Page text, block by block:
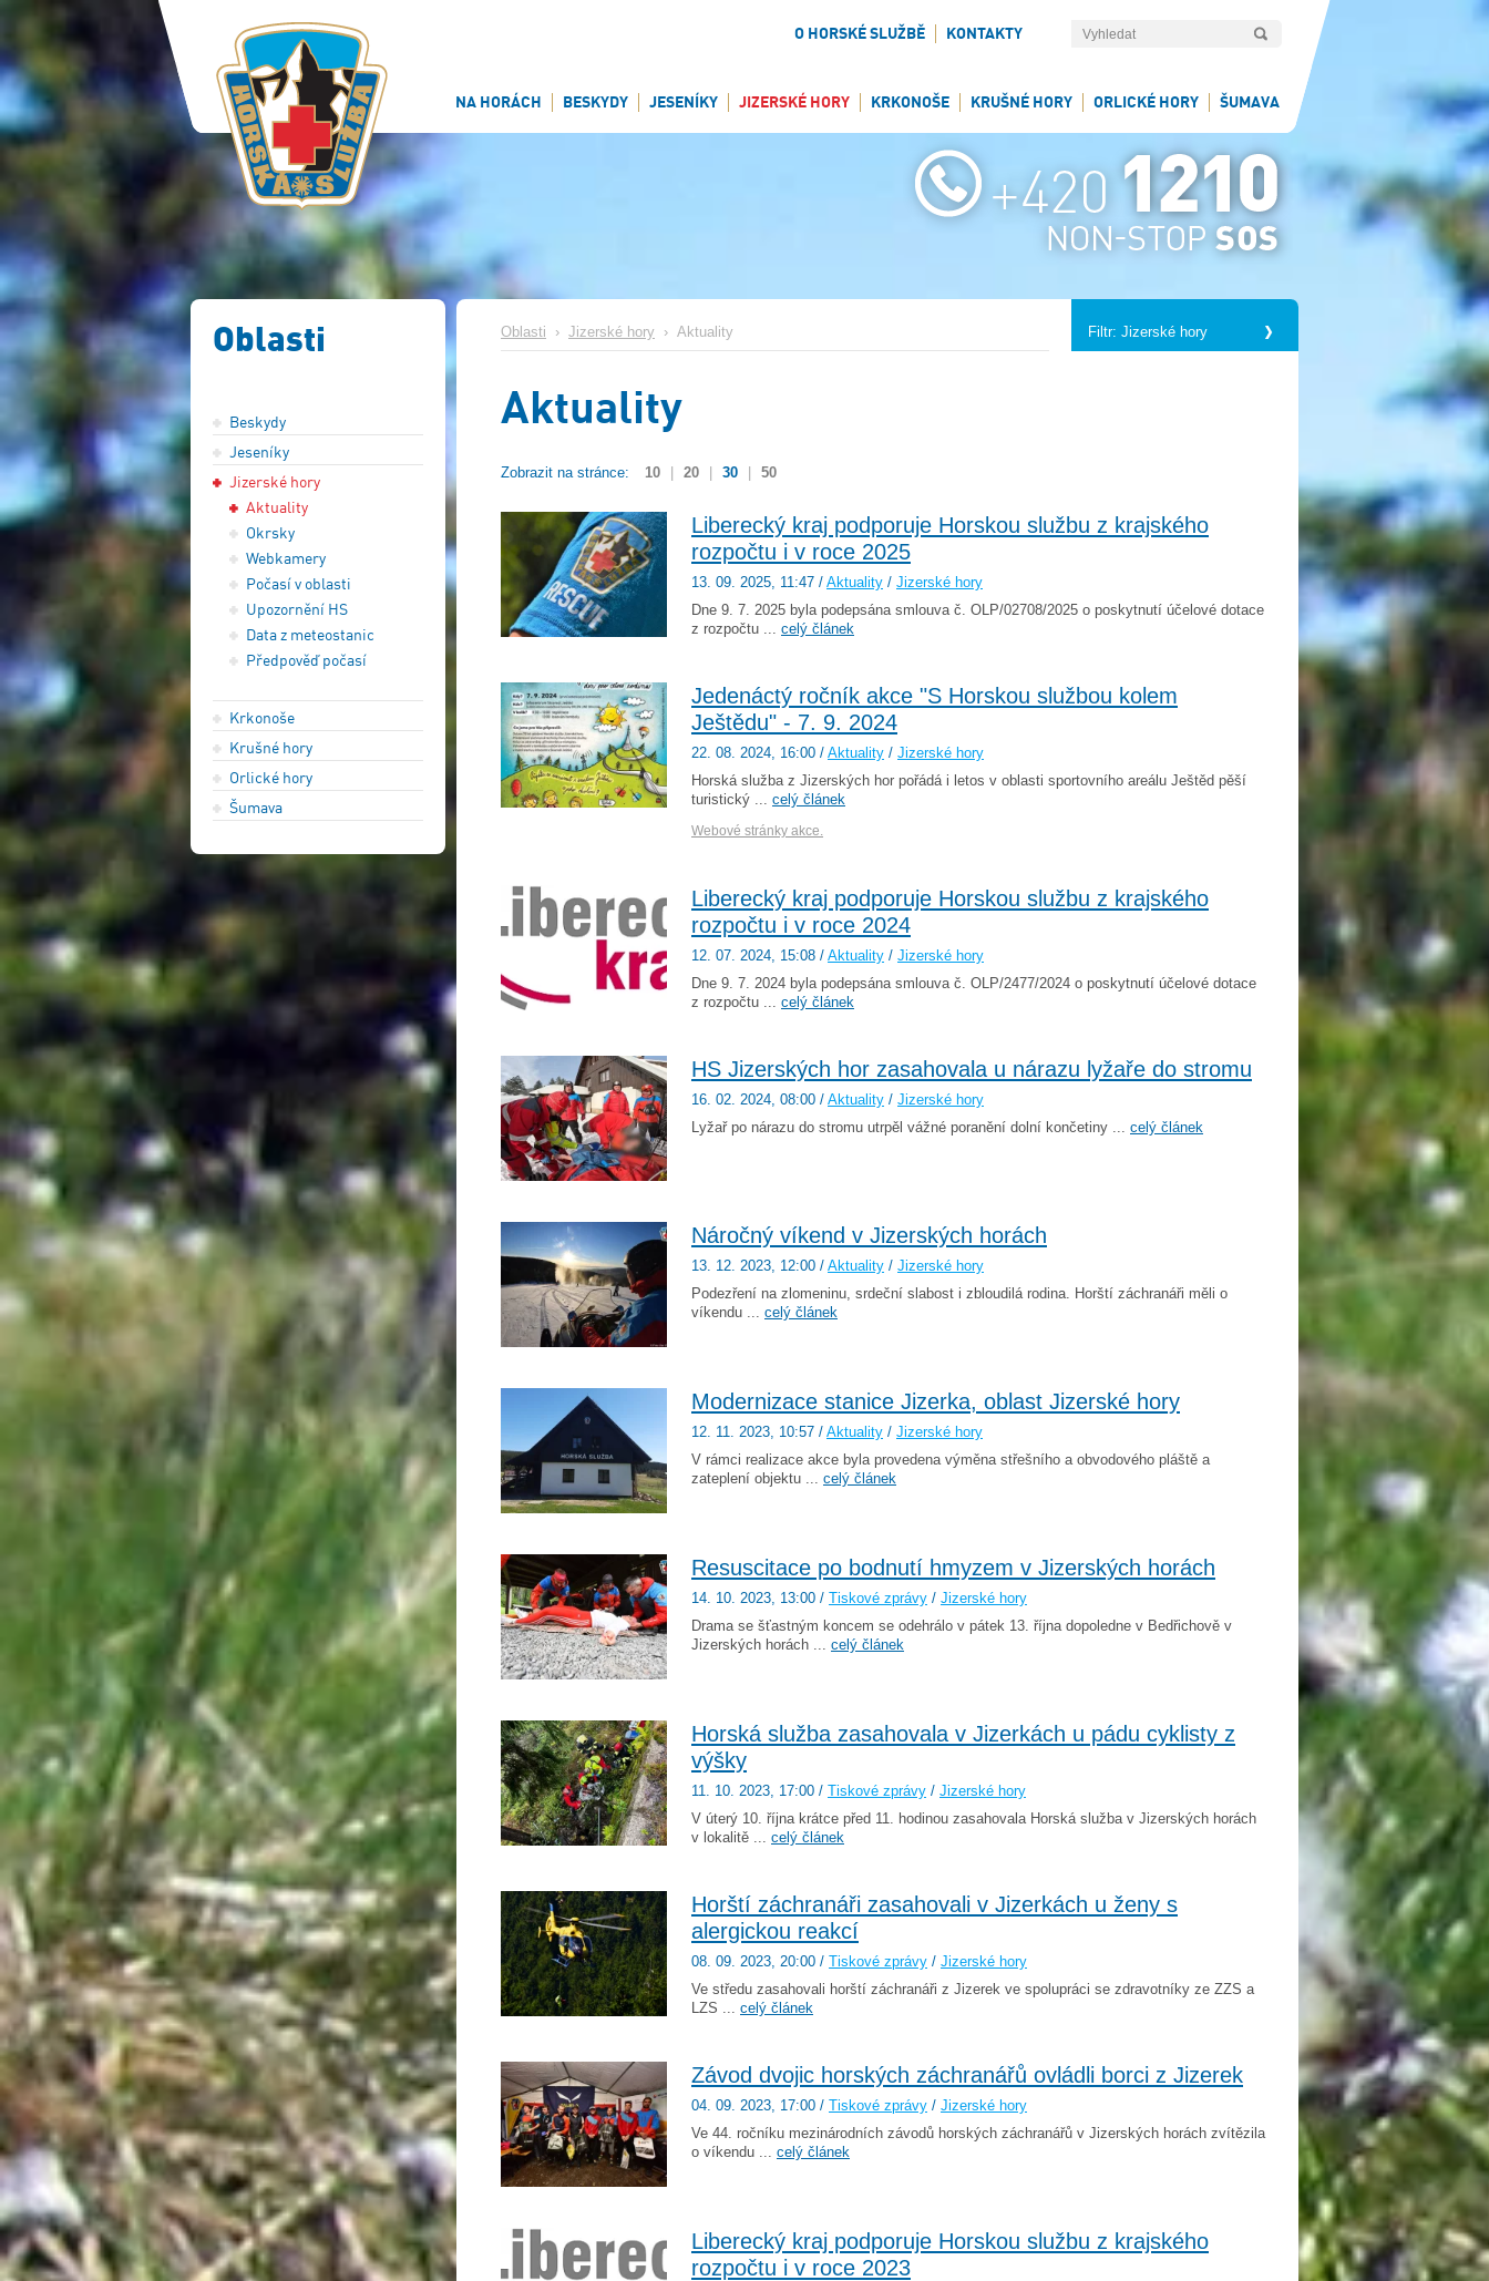
O HORSKÉ SLUŽBĚ KONTAKTY
NA HORÁCH BESKYDY JESENÍKY JIZERSKÉ HORY KRKONOŠE KRUŠNÉ HORY ORLICKÉ HORY ŠUMAVA
Oblasti
Beskydy
Jeseníky
Jizerské hory
Aktuality
Okrsky
Webkamery
Počasí v oblasti
Upozornění HS
Data z meteostanic
Předpověď počasí
Krkonoše
Krušné hory
Orlické hory
Šumava
Filtr: Jizerské hory
Oblasti › Jizerské hory › Aktuality
Aktuality
Zobrazit na stránce: 10 20 30 50
Liberecký kraj podporuje Horskou službu z krajského
rozpočtu i v roce 2025
13. 09. 2025, 11:47 / Aktuality / Jizerské hory
Dne 9. 7. 2025 byla podepsána smlouva č. OLP/02708/2025 o poskytnutí účelové dotace
z rozpočtu ... celý článek
Jedenáctý ročník akce "S Horskou službou kolem
Ještědu" - 7. 9. 2024
22. 08. 2024, 16:00 / Aktuality / Jizerské hory
Horská služba z Jizerských hor pořádá i letos v oblasti sportovního areálu Ještěd pěší
turistický ... celý článek
Webové stránky akce.
Liberecký kraj podporuje Horskou službu z krajského
rozpočtu i v roce 2024
12. 07. 2024, 15:08 / Aktuality / Jizerské hory
Dne 9. 7. 2024 byla podepsána smlouva č. OLP/2477/2024 o poskytnutí účelové dotace
z rozpočtu ... celý článek
HS Jizerských hor zasahovala u nárazu lyžaře do stromu
16. 02. 2024, 08:00 / Aktuality / Jizerské hory
Lyžař po nárazu do stromu utrpěl vážné poranění dolní končetiny ... celý článek
Náročný víkend v Jizerských horách
13. 12. 2023, 12:00 / Aktuality / Jizerské hory
Podezření na zlomeninu, srdeční slabost i zbloudilá rodina. Horští záchranáři měli o
víkendu ... celý článek
Modernizace stanice Jizerka, oblast Jizerské hory
12. 11. 2023, 10:57 / Aktuality / Jizerské hory
V rámci realizace akce byla provedena výměna střešního a obvodového pláště a
zateplení objektu ... celý článek
Resuscitace po bodnutí hmyzem v Jizerských horách
14. 10. 2023, 13:00 / Tiskové zprávy / Jizerské hory
Drama se šťastným koncem se odehrálo v pátek 13. října dopoledne v Bedřichově v
Jizerských horách ... celý článek
Horská služba zasahovala v Jizerkách u pádu cyklisty z
výšky
11. 10. 2023, 17:00 / Tiskové zprávy / Jizerské hory
V úterý 10. října krátce před 11. hodinou zasahovala Horská služba v Jizerských horách
v lokalitě ... celý článek
Horští záchranáři zasahovali v Jizerkách u ženy s
alergickou reakcí
08. 09. 2023, 20:00 / Tiskové zprávy / Jizerské hory
Ve středu zasahovali horští záchranáři z Jizerek ve spolupráci se zdravotníky ze ZZS a
LZS ... celý článek
Závod dvojic horských záchranářů ovládli borci z Jizerek
04. 09. 2023, 17:00 / Tiskové zprávy / Jizerské hory
Ve 44. ročníku mezinárodních závodů horských záchranářů v Jizerských horách zvítězila
o víkendu ... celý článek
Liberecký kraj podporuje Horskou službu z krajského
rozpočtu i v roce 2023